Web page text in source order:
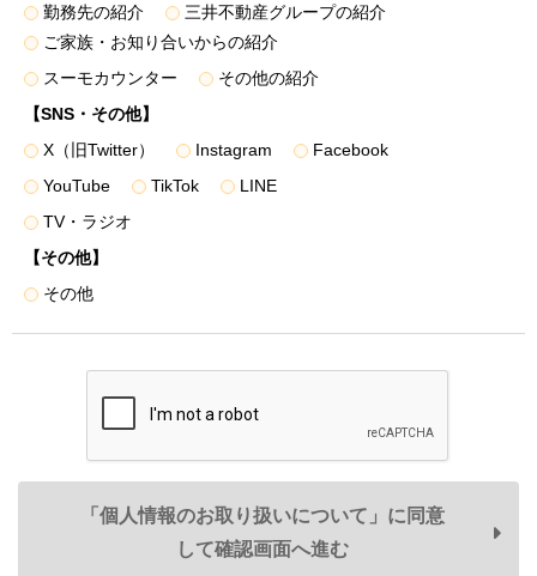
記載した1.～3.の利用目的の達成に必要な範囲で利用いたし
ます。
１．弊社は、法令の規定に基づく場合のほか、上記「利用目
的」に記載した1.～3.の利用目的の達成に必要な範囲で、お
客様情報を弊社のグループ各社、住宅事業の共同事業者など
の第三者に提供することがあります。
２．提供するお客様情報は、氏名、住所、電話番号のほか、
＜提供する個人データ例＞
• 弊社が取り扱う不動産に関し、
ーおよび物件来場の際に登録いただいた事項
• 不動産取引の際に届出いただいた事項（取引した物件
• 弊社が分譲した物件に関する各種図面情報（設計施工図
勤務先の紹介
三井不動産グループの紹介
ご家族・お知り合いからの紹介
スーモカウンター
その他の紹介
【SNS・その他】
X（旧Twitter）
Instagram
Facebook
YouTube
TikTok
LINE
TV・ラジオ
【その他】
その他
「個人情報のお取り扱いについて」に同意
して確認画面へ進む